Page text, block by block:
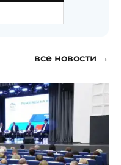
все новости →